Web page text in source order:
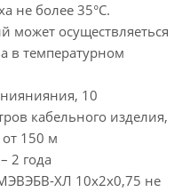
не более 35°С.
может осуществляеться
в температурном
10
кабельного изделия,
150 м
2 года
ХЛ 10х2х0,75 не